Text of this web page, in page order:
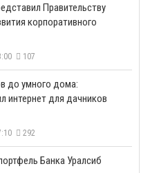
Правительству
корпоративного
107
до умного дома:
интернет для дачников
292
Банка Уралсиб